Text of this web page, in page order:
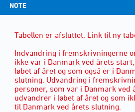
NOTE
Tabellen er afsluttet. Link til ny
Indvandring i fremskrivningerne
ikke var i Danmark ved årets
løbet af året og som også er i
slutning. Udvandring i
personer, som var i Danmark ved
udvandrer i løbet af året og som
til Danmark ved årets slutning.